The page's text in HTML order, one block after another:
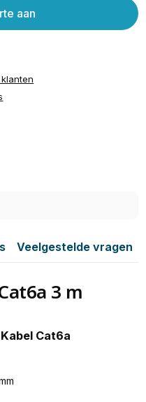
aan
Veelgestelde vragen
3 m
Cat6a